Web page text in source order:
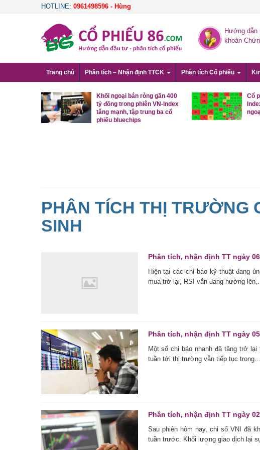
HOTLINE: 0961498596 - Hùng
Hướng dẫn
khoản
Trang chủ Phân tích – Nhận định TTCK Phân tích Cổ phiếu
Khối ngoại bán ròng gần 400
tỷ đồng trong phiên VN-Index
tăng mạnh, tập trung ba cổ
phiếu bluechips
Cổ
PHÂN TÍCH THỊ TRƯỜNG
SINH
Phân tích, nhận định TT ngày
Hiện tại các chỉ báo kỹ thuật đang
mua trở lại, RSI vẫn đang hướng
Phân tích, nhận định TT ngày
Một số chỉ báo nhanh đã tăng trở
tuần tới thị trường vẫn tiếp tục trong...
Phân tích, nhận định TT ngày
Sau phiên hôm nay, chỉ số VNI đã
tuần trước. Khối lượng giao dịch lại